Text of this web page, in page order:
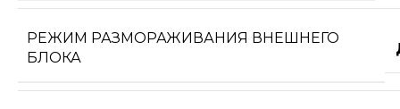
РЕЖИМ РАЗМОРАЖИВАНИЯ ВНЕШНЕГО
БЛОКА